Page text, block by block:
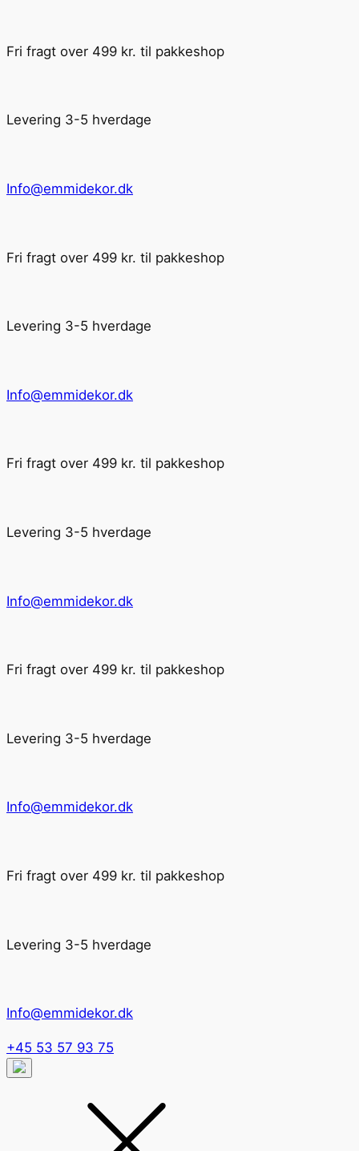
Fri fragt over 499 kr. til pakkeshop
Levering 3-5 hverdage
Info@emmidekor.dk
Fri fragt over 499 kr. til pakkeshop
Levering 3-5 hverdage
Info@emmidekor.dk
Fri fragt over 499 kr. til pakkeshop
Levering 3-5 hverdage
Info@emmidekor.dk
Fri fragt over 499 kr. til pakkeshop
Levering 3-5 hverdage
Info@emmidekor.dk
Fri fragt over 499 kr. til pakkeshop
Levering 3-5 hverdage
Info@emmidekor.dk
+45 53 57 93 75